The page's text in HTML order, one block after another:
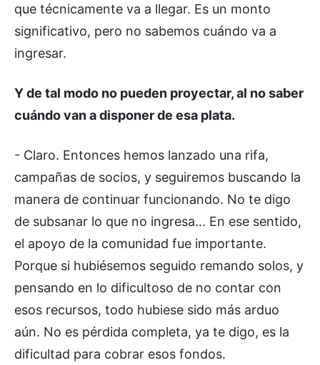
que técnicamente va a llegar. Es un monto
significativo, pero no sabemos cuándo va a
ingresar.
Y de tal modo no pueden proyectar, al no saber
cuándo van a disponer de esa plata.
- Claro. Entonces hemos lanzado una rifa,
campañas de socios, y seguiremos buscando la
manera de continuar funcionando. No te digo
de subsanar lo que no ingresa... En ese sentido,
el apoyo de la comunidad fue importante.
Porque si hubiésemos seguido remando solos, y
pensando en lo dificultoso de no contar con
esos recursos, todo hubiese sido más arduo
aún. No es pérdida completa, ya te digo, es la
dificultad para cobrar esos fondos.